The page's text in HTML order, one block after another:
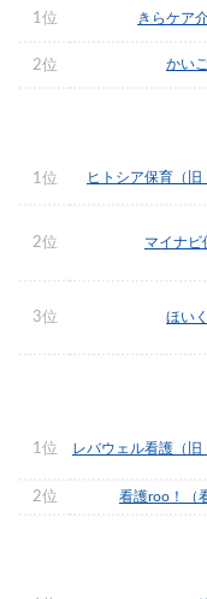
1位 きらケア
2位 かい
1位 ヒトシア保育（旧
2位 マイナビ
3位 ほい
1位 レバウェル看護（旧
2位 看護roo！（